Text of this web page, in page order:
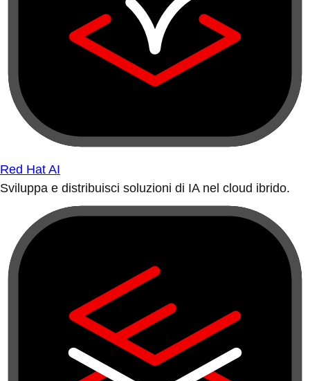
Red Hat AI
Sviluppa e distribuisci soluzioni di IA nel cloud ibrido.